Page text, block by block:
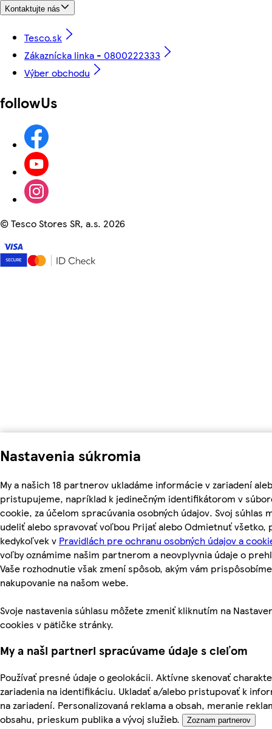
Nastavenia súkromia
My a našich 18 partnerov ukladáme informácie v zariadení
pristupujeme, napríklad k jedinečným identifikátorom v
cookie, za účelom spracúvania osobných údajov. Svoj súhlas
udeliť alebo spravovať voľbou Prijať alebo Odmietnuť všetko,
kedykoľvek v Pravidlách pre ochranu osobných údajov a
voľby oznámime našim partnerom a neovplyvnia údaje o
Vaše rozhodnutie však zmení spôsob, akým vám prispôsobíme
nakupovanie na našom webe.
Svoje nastavenia súhlasu môžete zmeniť kliknutím na
cookies v pätičke stránky.
My a naši partneri spracúvame údaje s cieľom
Používať presné údaje o geolokácii. Aktívne skenovať
zariadenia na identifikáciu. Ukladať a/alebo pristupovať k
na zariadení. Personalizovaná reklama a obsah, meranie
obsahu, prieskum publika a vývoj služieb.
Zoznam partnerov
Kontaktujte nás
Tesco.sk
Zákaznícka linka - 0800222333
Výber obchodu
followUs
©Tesco Stores SR, a.s. 2026